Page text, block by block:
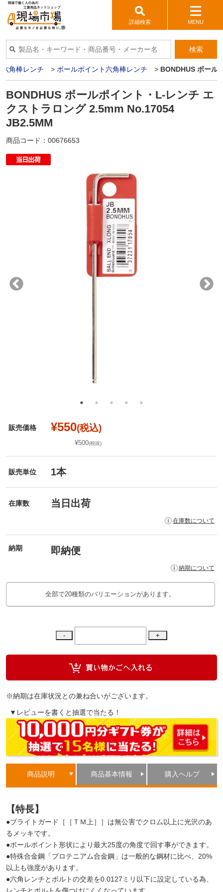
詳細検索 MENU
検索
角棒レンチ > ボールポイント六角棒レンチ > BONDHUS ボール
BONDHUS ボールポイント・L-レンチ エ
クストラロング 2.5mm No.17054
JB2.5MM
商品コード： 00676653
販売価格 ¥550(税込)
¥500(税抜)
販売単位 1本
在庫数 当日出荷
在庫数について
納期 即納便
納期について
全部で20種類のバリエーションがあります。
※納期は在庫状況との兼ね合いがございます。
▼レビューを書くと抽選で当たる！
商品説明 商品基本情報 購入ヘルプ
【特長】
●ブライトガード［［ＴＭ上］］は無公害でクロム以上に光沢のあ
るメッキです。
●ボールポイント形状により最大25度の角度で回す事ができます。
●特殊合金鋼「プロテニアム合金鋼」は一般的な鋼材に比べ、20%
以上も強度があります。
●六角レンチとボルトの交差を0.0127ミリ以下に設定している為、
レンチとボルトを傷つけにくくなっています。